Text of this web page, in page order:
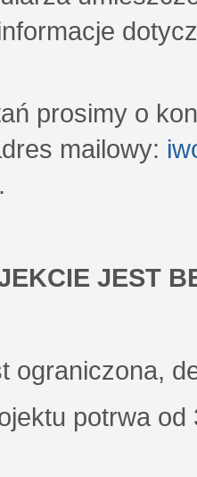
prosimy o
mailowy:
JEST
ograniczona,
potrwa